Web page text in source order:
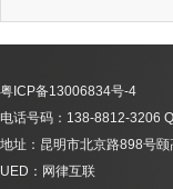
粤ICP备13006834号-4
电话号码：138-8812-3206
地址：昆明市北京路898号
UED：网律互联